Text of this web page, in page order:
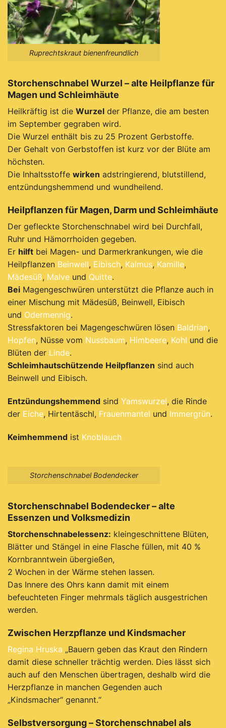
Ruprechtskraut bienenfreundlich
Storchenschnabel Wurzel – alte Heilpflanze für
Magen und Schleimhäute
Heilkräftig ist die Wurzel der Pflanze, die am besten
im September gegraben wird.
Die Wurzel enthält bis zu 25 Prozent Gerbstoffe.
Der Gehalt von Gerbstoffen ist kurz vor der Blüte am
höchsten.
Die Inhaltsstoffe wirken adstringierend, blutstillend,
entzündungshemmend und wundheilend.
Heilpflanzen für Magen, Darm und Schleimhäute
Der gefleckte Storchenschnabel wird bei Durchfall,
Ruhr und Hämorrhoiden gegeben.
Er hilft bei Magen- und Darmerkrankungen, wie die
Heilpflanzen Beinwell, Eibisch, Kalmus, Kamille,
Mädesüß, Malve und Quitte.
Bei Magengeschwüren unterstützt die Pflanze auch in
einer Mischung mit Mädesüß, Beinwell, Eibisch
und Odermennig.
Stressfaktoren bei Magengeschwüren lösen Baldrian,
Hopfen, Nüsse vom Nussbaum, Himbeere, Kohl und die
Blüten der Linde.
Schleimhautschützende Heilpflanzen sind auch
Beinwell und Eibisch.
Entzündungshemmend sind Yamswurzel, die Rinde
der Eiche, Hirtentäschl, Frauenmantel und Immergrün.
Keimhemmend ist Knoblauch
Storchenschnabel Bodendecker
Storchenschnabel Bodendecker – alte
Essenzen und Volksmedizin
Storchenschnabelessenz: kleingeschnittene Blüten,
Blätter und Stängel in eine Flasche füllen, mit 40 %
Kornbranntwein übergießen,
2 Wochen in der Wärme stehen lassen.
Das Innere des Ohrs kann damit mit einem
befeuchteten Finger mehrmals täglich ausgestrichen
werden.
Zwischen Herzpflanze und Kindsmacher
Regina Hruska „Bauern geben das Kraut den Rindern
damit diese schneller trächtig werden. Dies lässt sich
auch auf den Menschen übertragen, deshalb wird die
Herzpflanze in manchen Gegenden auch
„Kindsmacher“ genannt.“
Selbstversorgung – Storchenschnabel als